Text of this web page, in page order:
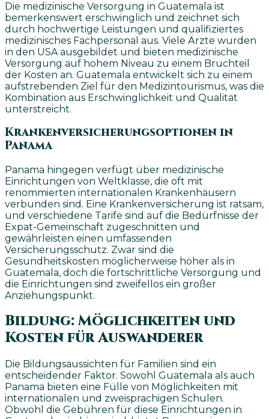
Die medizinische Versorgung in Guatemala ist
bemerkenswert erschwinglich und zeichnet sich
durch hochwertige Leistungen und qualifiziertes
medizinisches Fachpersonal aus. Viele Ärzte wurden
in den USA ausgebildet und bieten medizinische
Versorgung auf hohem Niveau zu einem Bruchteil
der Kosten an. Guatemala entwickelt sich zu einem
aufstrebenden Ziel für den Medizintourismus, was die
Kombination aus Erschwinglichkeit und Qualität
unterstreicht.
Krankenversicherungsoptionen in
Panama
Panama hingegen verfügt über medizinische
Einrichtungen von Weltklasse, die oft mit
renommierten internationalen Krankenhäusern
verbunden sind. Eine Krankenversicherung ist ratsam,
und verschiedene Tarife sind auf die Bedürfnisse der
Expat-Gemeinschaft zugeschnitten und
gewährleisten einen umfassenden
Versicherungsschutz. Zwar sind die
Gesundheitskosten möglicherweise höher als in
Guatemala, doch die fortschrittliche Versorgung und
die Einrichtungen sind zweifellos ein großer
Anziehungspunkt.
Bildung: Möglichkeiten und
Kosten für Auswanderer
Die Bildungsaussichten für Familien sind ein
entscheidender Faktor. Sowohl Guatemala als auch
Panama bieten eine Fülle von Möglichkeiten mit
internationalen und zweisprachigen Schulen.
Obwohl die Gebühren für diese Einrichtungen in